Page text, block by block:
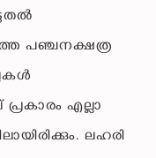
പഞ്ചനക്ഷത്ര
പ്രകാരം എല്ലാ
ലഹരി